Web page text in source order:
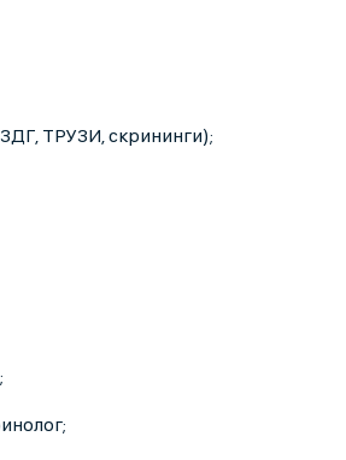
ТРУЗИ, скрининги);